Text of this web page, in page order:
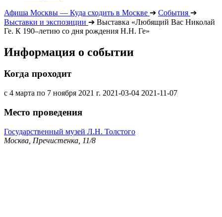
Афиша Москвы — Куда сходить в Москве ➔ События ➔
Выставки и экспозиции ➔ Выставка «Любящий Вас Николай
Ге. К 190–летию со дня рождения Н.Н. Ге»
Информация о событии
Когда проходит
с 4 марта по 7 ноября 2021 г. 2021-03-04 2021-11-07
Место проведения
Государственный музей Л.Н. Толстого
Москва, Пречистенка, 11/8